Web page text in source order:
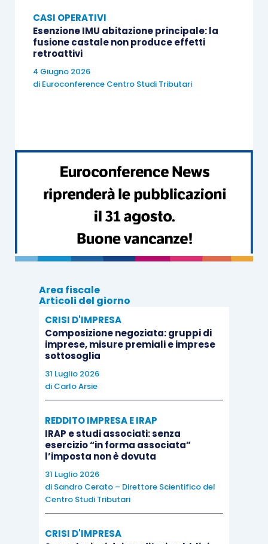
CASI OPERATIVI
Esenzione IMU abitazione principale: la
fusione castale non produce effetti
retroattivi
4 Giugno 2026
di Euroconference Centro Studi Tributari
Area fiscale
Articoli del giorno
CRISI D'IMPRESA
Composizione negoziata: gruppi di
imprese, misure premiali e imprese
sottosoglia
31 Luglio 2026
di Carlo Arsie
REDDITO IMPRESA E IRAP
IRAP e studi associati: senza
esercizio “in forma associata”
l’imposta non è dovuta
31 Luglio 2026
di Sandro Cerato – Direttore Scientifico del
Centro Studi Tributari
CRISI D'IMPRESA